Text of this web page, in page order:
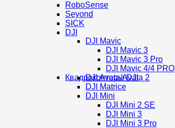
RoboSense
Seyond
SICK
DJI
Квадрокоптеры DJI
DJI Mavic
DJI Mavic 3
DJI Mavic 3 Pro
DJI Mavic 4/4 PRO
DJI Avata/Avata 2
DJI Matrice
DJI Mini
DJI Mini 2 SE
DJI Mini 3
DJI Mini 3 Pro